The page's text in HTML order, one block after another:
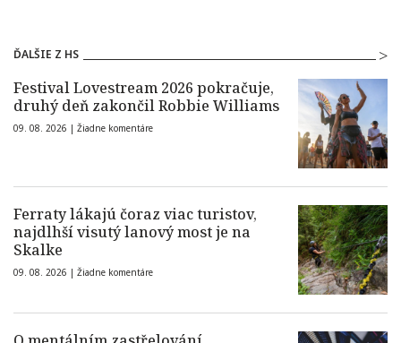
ĎALŠIE Z HS
Festival Lovestream 2026 pokračuje,
druhý deň zakončil Robbie Williams
09. 08. 2026 | Žiadne komentáre
Ferraty lákajú čoraz viac turistov,
najdlhší visutý lanový most je na
Skalke
09. 08. 2026 | Žiadne komentáre